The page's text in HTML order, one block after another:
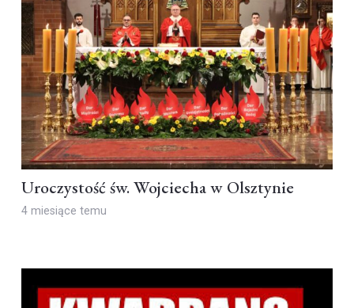
Uroczystość św. Wojciecha w Olsztynie
4 miesiące temu